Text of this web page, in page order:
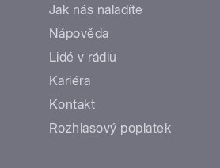
Jak nás naladíte
Nápověda
Lidé v rádiu
Kariéra
Kontakt
Rozhlasový poplatek